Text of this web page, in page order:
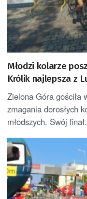
Młodzi kolarze
Królik najlepsza z
Junior
Zielona Góra gościła
zmagania dorosłych
młodszych. Swój